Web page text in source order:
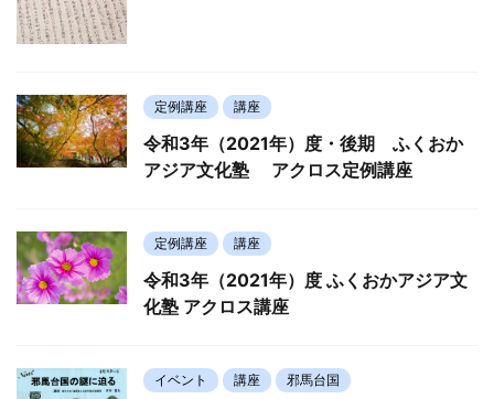
定例講座 講座
令和3年（2021年）度・後期 ふくおか
アジア文化塾 アクロス定例講座
定例講座 講座
令和3年（2021年）度 ふくおかアジア文
化塾 アクロス講座
イベント 講座 邪馬台国